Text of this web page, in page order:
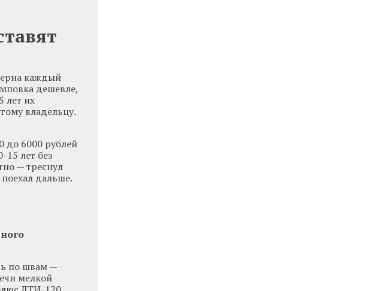
каждый
дешевле,
лет их
владельцу.
до 6000 рублей
лет без
— треснул
дальше.
по швам —
мелкой